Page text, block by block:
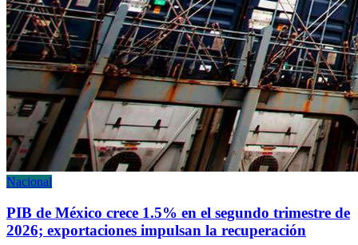
Nacional
PIB de México crece 1.5% en el segundo trimestre de
2026; exportaciones impulsan la recuperación